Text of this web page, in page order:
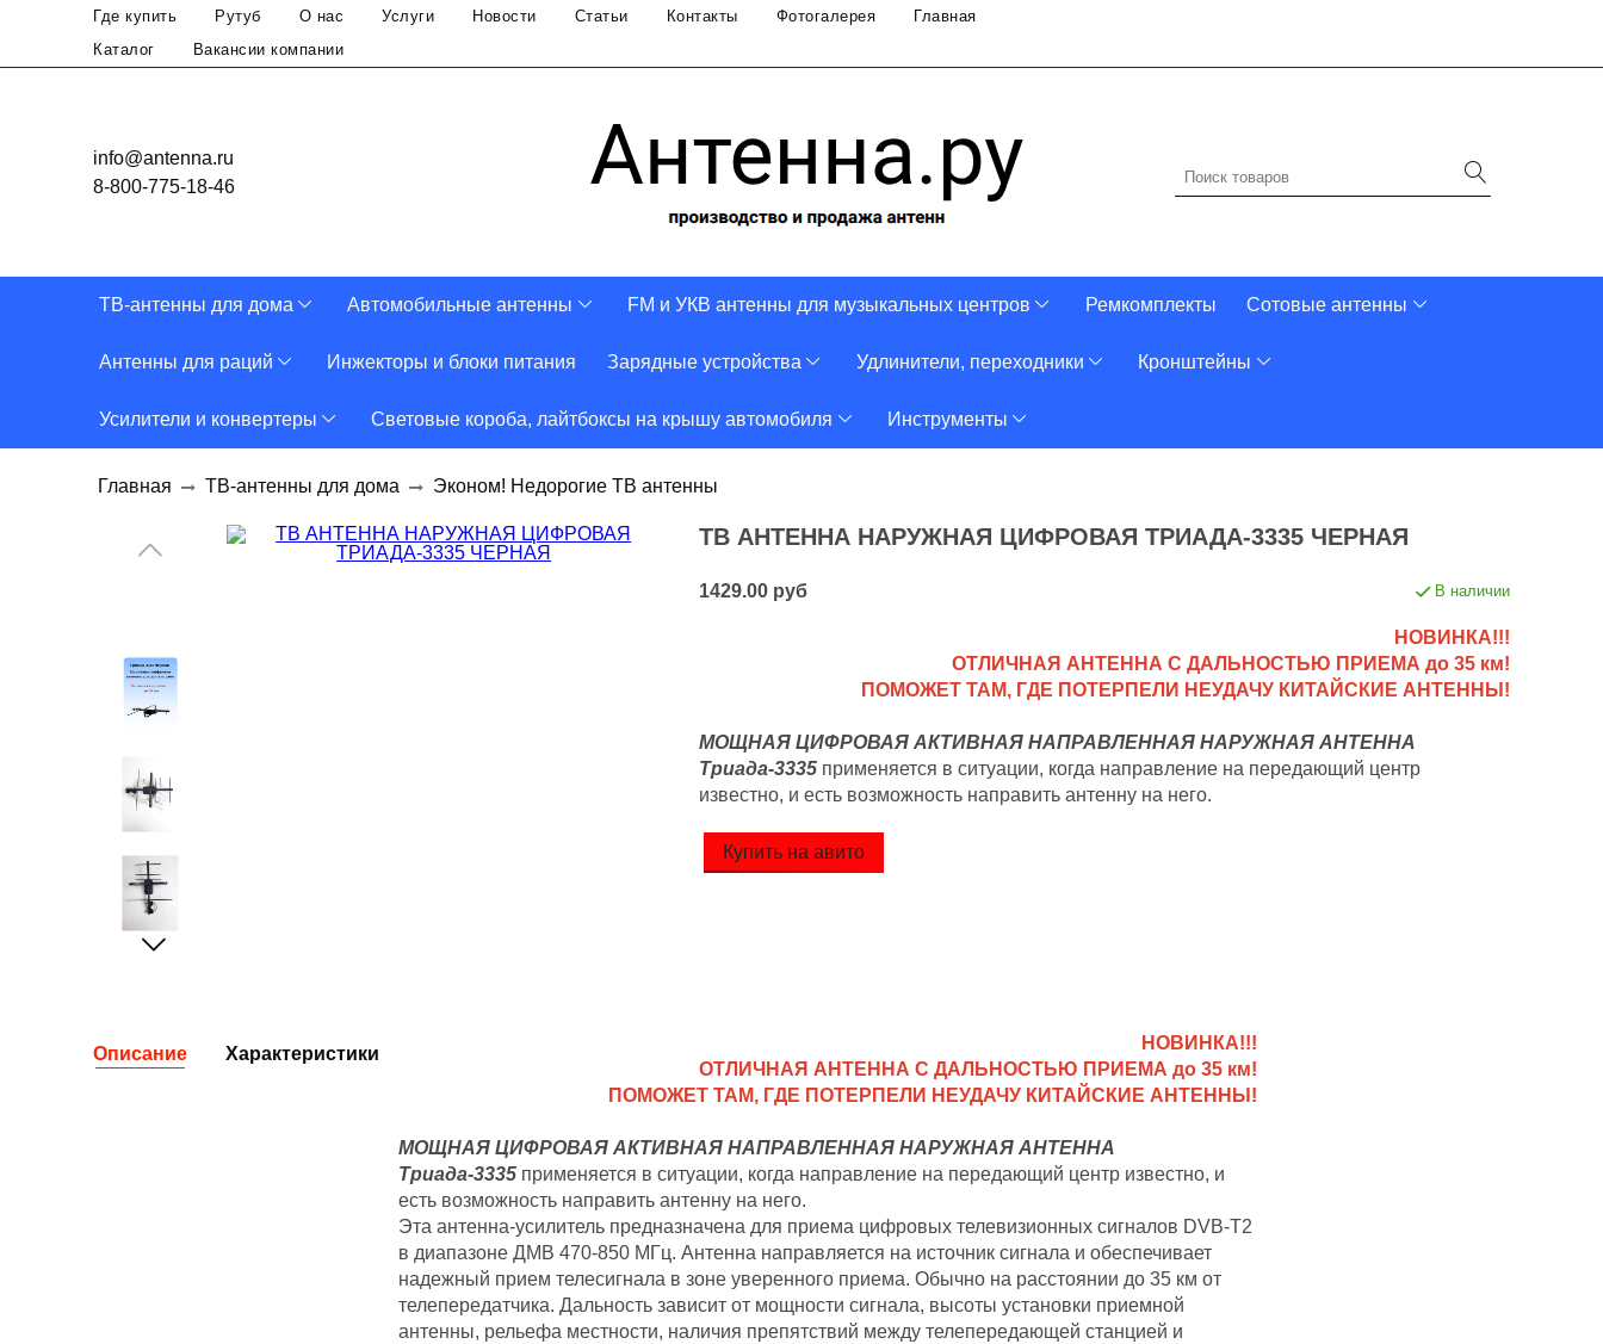
Где купить Рутуб О нас Услуги Новости Статьи Контакты Фотогалерея
Главная
Каталог
Вакансии компании
info@antenna.ru
8-800-775-18-46
ТВ-антенны для дома Автомобильные антенны FM и УКВ антенны для музыкальных центров Ремкомплекты Сотовые антенны
Антенны для раций Инжекторы и блоки питания Зарядные устройства Удлинители, переходники Кронштейны
Усилители и конвертеры Световые короба, лайтбоксы на крышу автомобиля Инструменты
Главная ТВ-антенны для дома Эконом! Недорогие ТВ антенны
ТВ АНТЕННА НАРУЖНАЯ ЦИФРОВАЯ ТРИАДА-3335 ЧЕРНАЯ
1429.00 руб В наличии
НОВИНКА!!!
ОТЛИЧНАЯ АНТЕННА С ДАЛЬНОСТЬЮ ПРИЕМА до 35 км!
ПОМОЖЕТ ТАМ, ГДЕ ПОТЕРПЕЛИ НЕУДАЧУ КИТАЙСКИЕ АНТЕННЫ!
МОЩНАЯ ЦИФРОВАЯ АКТИВНАЯ НАПРАВЛЕННАЯ НАРУЖНАЯ АНТЕННА
Триада-3335 применяется в ситуации, когда направление на передающий центр
известно, и есть возможность направить антенну на него.
Купить на авито
Описание
НОВИНКА!!!
ОТЛИЧНАЯ АНТЕННА С ДАЛЬНОСТЬЮ ПРИЕМА до 35 км!
ПОМОЖЕТ ТАМ, ГДЕ ПОТЕРПЕЛИ НЕУДАЧУ КИТАЙСКИЕ АНТЕННЫ!
МОЩНАЯ ЦИФРОВАЯ АКТИВНАЯ НАПРАВЛЕННАЯ НАРУЖНАЯ АНТЕННА
Триада-3335 применяется в ситуации, когда направление на передающий центр известно, и
есть возможность направить антенну на него.
Эта антенна-усилитель предназначена для приема цифровых телевизионных сигналов DVB-T2
в диапазоне ДМВ 470-850 МГц. Антенна направляется на источник сигнала и обеспечивает
надежный прием телесигнала в зоне уверенного приема. Обычно на расстоянии до 35 км от
телепередатчика. Дальность зависит от мощности сигнала, высоты установки приемной
антенны, рельефа местности, наличия препятствий между телепередающей станцией и
Характеристики